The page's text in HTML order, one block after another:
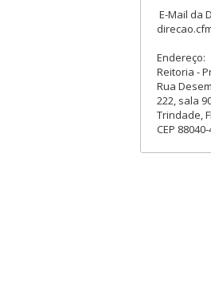
E-Mail da
Endereço:
Reitoria -
Rua
222, sala
Trindade,
CEP